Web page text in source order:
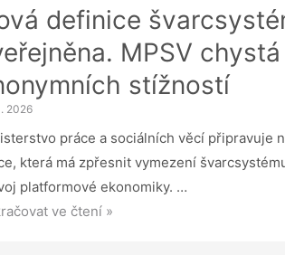
definice
MPSV
stížností
2026
práce a sociálních věcí připravuje
která má zpřesnit vymezení
platformové ekonomiky. …
ve čtení »